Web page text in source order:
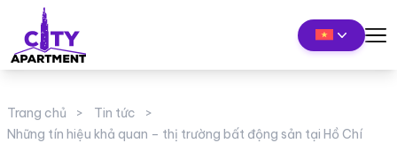
Trang chủ
Tin tức
Những tín hiệu khả quan – thị trường bất động sản tại Hồ Chí